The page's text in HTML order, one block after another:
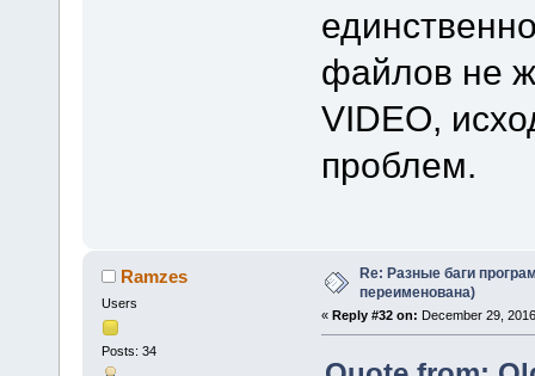
файлов не
VIDEO,
проблем.
Ramzes
Users
Posts: 34
Re: Разные баги
переименована)
« Reply #32 on: December 29,